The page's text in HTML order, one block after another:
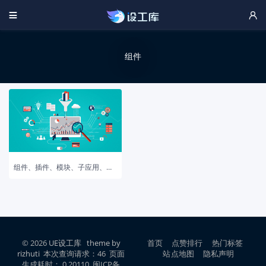
 
组件
组件、插件、模块、子应用、库、框架等概念辨析
© 2026 UE设工库 theme by
rizhuti 本次查询请求：46 页面
首页 点赞排行
热门标签
站点地图
隐私声明